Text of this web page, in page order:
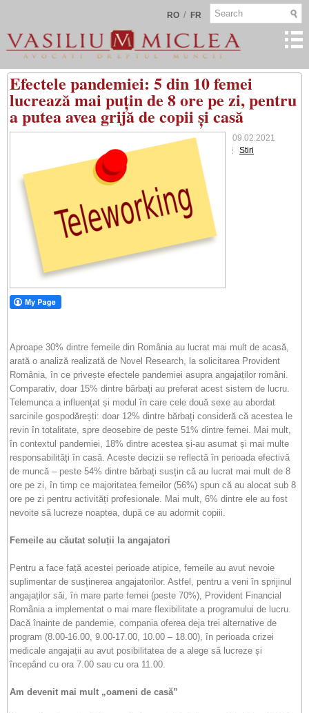
RO / FR
Efectele pandemiei: 5 din 10 femei
lucrează mai puțin de 8 ore pe zi, pentru
a putea avea grijă de copii și casă
09.02.2021
Stiri
Aproape 30% dintre femeile din România au lucrat mai mult de acasă,
arată o analiză realizată de Novel Research, la solicitarea Provident
România, în ce privește efectele pandemiei asupra angajaților români.
Comparativ, doar 15% dintre bărbați au preferat acest sistem de lucru.
Telemunca a influențat și modul în care cele două sexe au abordat
sarcinile gospodărești: doar 12% dintre bărbați consideră că acestea le
revin în totalitate, spre deosebire de peste 51% dintre femei. Mai mult,
în contextul pandemiei, 18% dintre acestea și-au asumat și mai multe
responsabilități în casă. Aceste decizii se reflectă în perioada efectivă
de muncă – peste 54% dintre bărbați susțin că au lucrat mai mult de 8
ore pe zi, în timp ce majoritatea femeilor (56%) spun că au alocat sub 8
ore pe zi pentru activități profesionale. Mai mult, 6% dintre ele au fost
nevoite să lucreze noaptea, după ce au adormit copiii.
Femeile au căutat soluții la angajatori
Pentru a face față acestei perioade atipice, femeile au avut nevoie
suplimentar de susținerea angajatorilor. Astfel, pentru a veni în sprijinul
angajaților săi, în mare parte femei (peste 70%), Provident Financial
România a implementat o mai mare flexibilitate a programului de lucru.
Dacă înainte de pandemie, compania oferea deja trei alternative de
program (8.00-16.00, 9.00-17.00, 10.00 – 18.00), în perioada crizei
medicale angajații au avut posibilitatea de a alege să lucreze și
începând cu ora 7.00 sau cu ora 11.00.
Am devenit mai mult „oameni de casă”